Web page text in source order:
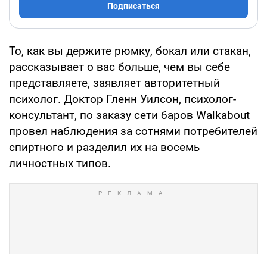
Подписаться
То, как вы держите рюмку, бокал или стакан,
рассказывает о вас больше, чем вы себе
представляете, заявляет авторитетный
психолог. Доктор Гленн Уилсон, психолог-
консультант, по заказу сети баров Walkabout
провел наблюдения за сотнями потребителей
спиртного и разделил их на восемь
личностных типов.